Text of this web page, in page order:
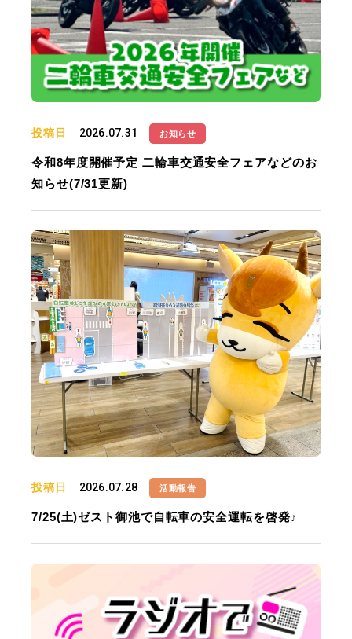
投稿日 2026.07.31 お知らせ
令和8年度開催予定 二輪車交通安全フェアなどのお
知らせ(7/31更新)
投稿日 2026.07.28 活動報告
7/25(土)ゼスト御池で自転車の安全運転を啓発♪